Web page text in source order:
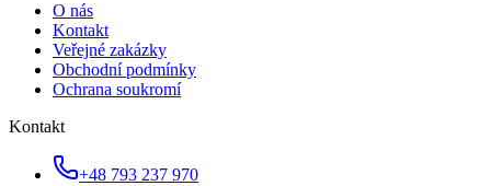
O nás
Kontakt
Veřejné zakázky
Obchodní podmínky
Ochrana soukromí
Kontakt
+48 793 237 970